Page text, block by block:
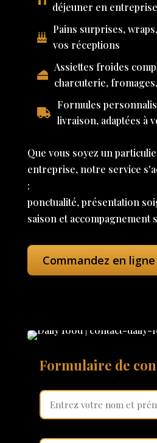
déjeuner en entreprise
Pains surprises,
vos réceptions
Assiettes froides
charcuterie,
Formules
livraison, adaptées à
Que vous soyez un
entreprise, notre service
:
ponctualité, présentation
saison et accompagnement
Commandez en ligne
Formulaire de